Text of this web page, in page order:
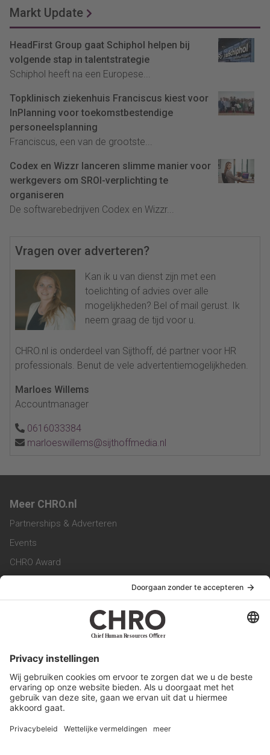
Markt Update
HeadFirst Group gaat Schiphol helpen bij
volgende stap in talentstrategie
Schiphol heeft na een Europese...
Topklinisch ziekenhuis Franciscus kiest voor
InPlanning voor toekomstbestendige
personeelsplanning
Franciscus, een van de grootste...
Codex en Wizzr lanceren slimme manier voor
werkgevers om SROI-verplichting te
organiseren
De softwarebedrijven Codex en Wizzr...
Vragen over adverteren?
Kan ik u van dienst zijn met een
toelichting of advies over alle
mogelijkheden? Bel of mail gerust. Ik
neem graag de tijd voor u.
CHRO.nl is onderdeel van Sijthoff, dé partner voor HR
professionals. Benut de vele advertentiemogelijkheden.
Marloes Willems
Accountmanager
0616033384
marloeswillems@sijthoffmedia.nl
Meer CHRO.nl
Partnerships & Adverteren
Events
CHRO Award
CHRO Magazine
Service & Contact
Werken bij ons
Privacy Statement
Algemene Voorwaarden